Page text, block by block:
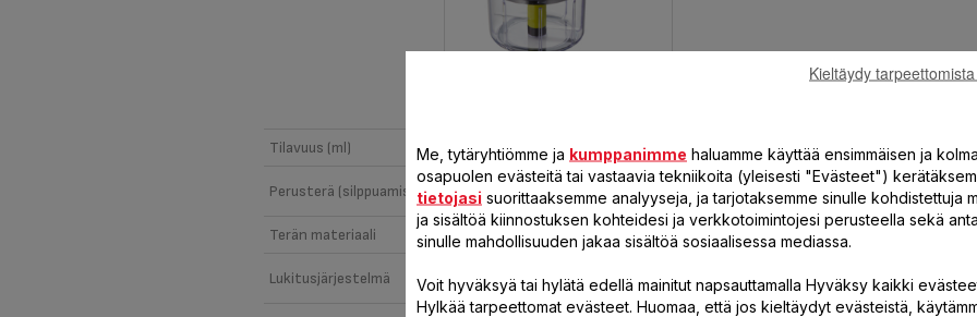
Tilavuus (ml) 900 ML
Perusterä (silppuamiseen)
Terän materiaali RUOSTUMATON TERÄS
Lukitusjärjestelmä
Me, tytäryhtiömme ja kumppanimme haluamme käyttää ensimmäisen ja
osapuolen evästeitä tai vastaavia tekniikoita (yleisesti "Evästeet")
tietojasi suorittaaksemme analyyseja, ja tarjotaksemme sinulle kohdistettuja
ja sisältöä kiinnostuksen kohteidesi ja verkkotoimintojesi perusteella sekä
sinulle mahdollisuuden jakaa sisältöä sosiaalisessa mediassa.
Voit hyväksyä tai hylätä edellä mainitut napsauttamalla Hyväksy kaikki
Hylkää tarpeettomat evästeet. Huomaa, että jos kieltäydyt evästeistä,
Kieltäydy